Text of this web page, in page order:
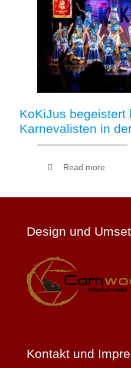
KoKiJus begeistert
Karnevalisten in
Read more
Design und
Kontakt und